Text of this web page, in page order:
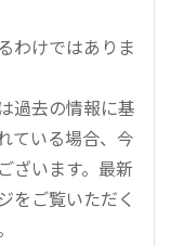
わけではありま
過去の情報に基
ている場合、今
ざいます。最新
をご覧いただく